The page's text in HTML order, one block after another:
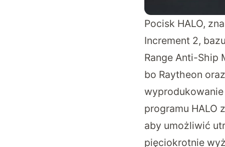
Pocisk HALO,
Increment 2,
Range Anti-Ship
bo Raytheon
programu HALO
aby umożliwić
pięciokrotnie